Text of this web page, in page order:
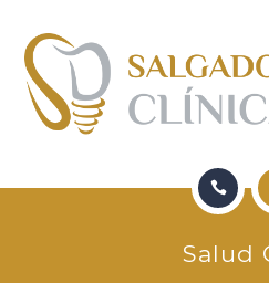
QUIENES SOMOS
CONTACTO
BLOG
Salud